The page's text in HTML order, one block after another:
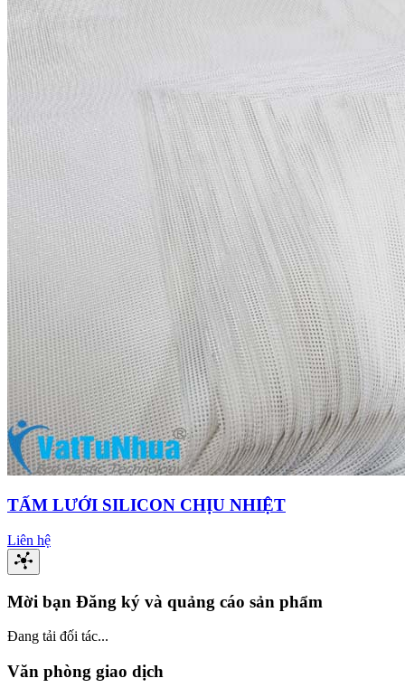
TẤM LƯỚI SILICON CHỊU NHIỆT
Liên hệ
Mời bạn Đăng ký và quảng cáo sản phẩm
Đang tải đối tác...
Văn phòng giao dịch